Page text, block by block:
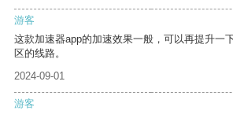
游客
这款加速器app的加速效果一般，可以再提升一
区的线路。
2024-09-01
游客